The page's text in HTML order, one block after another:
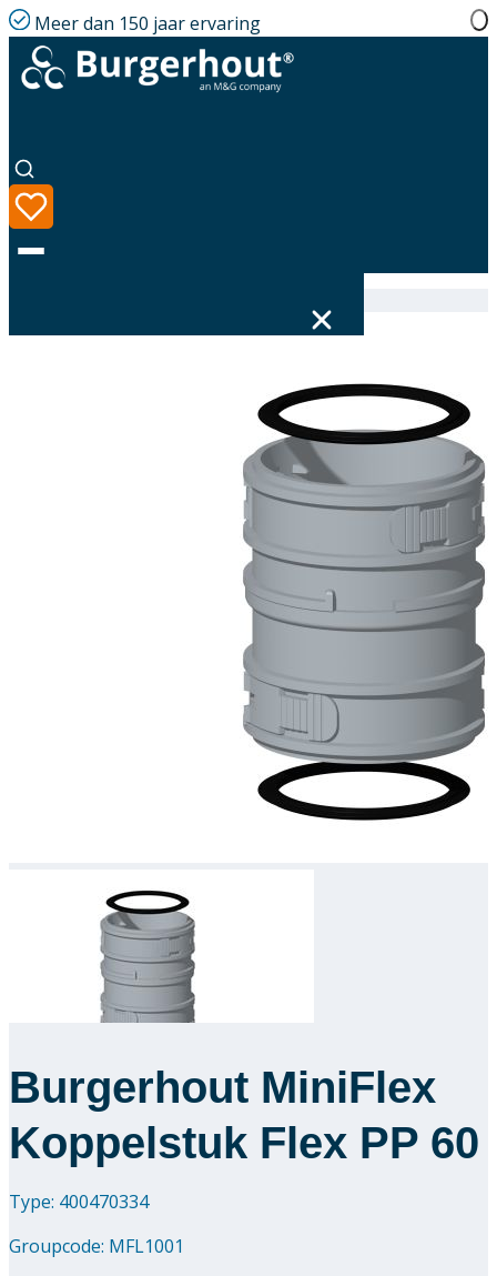
Meer dan 150 jaar ervaring
Burgerhout MiniFlex
Koppelstuk Flex PP 60
Type: 400470334
Groupcode: MFL1001